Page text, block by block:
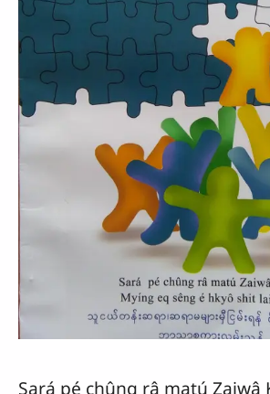
Sará pé chûng râ matú Zaiwâ